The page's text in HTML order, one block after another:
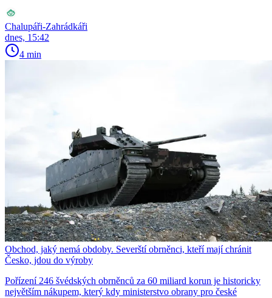
Chalupáři-Zahrádkáři
dnes, 15:42
4 min
Obchod, jaký nemá obdoby. Severští obrněnci, kteří mají chránit
Česko, jdou do výroby
Pořízení 246 švédských obrněnců za 60 miliard korun je historicky
největším nákupem, který kdy ministerstvo obrany pro české